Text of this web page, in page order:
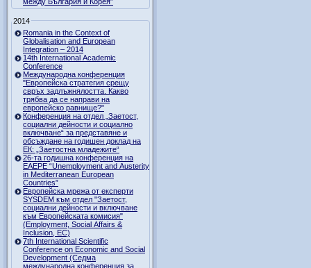
2014
Romania in the Context of
Globalisation and European
Integration – 2014
14th International Academic
Conference
Международна конференция
"Европейска стратегия срещу
свръх задлъжнялостта. Какво
трябва да се направи на
европейско равнище?"
Конференция на отдел „Заетост,
социални дейности и социално
включване“ за представяне и
обсъждане на годишен доклад на
ЕК: „Заетостна младежите“
26-та годишна конференция на
EAEPE “Unemployment and Austerity
in Mediterranean European
Countries”
Eвропейска мрежа от експерти
SYSDEM към отдел "Заетост,
социални дейности и включване
към Европейската комисия"
(Employment, Social Affairs &
Inclusion, ЕС)
7th International Scientific
Conference on Economic and Social
Development (Седма
международна конференция за